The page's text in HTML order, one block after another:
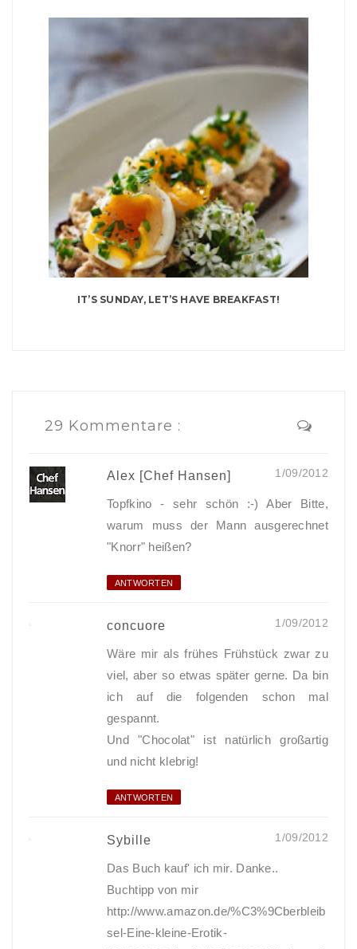
IT’S SUNDAY, LET’S HAVE BREAKFAST!
29 Kommentare :
Alex [Chef Hansen] 1/09/2012
Topfkino - sehr schön :-) Aber Bitte,
warum muss der Mann ausgerechnet
"Knorr" heißen?
ANTWORTEN
concuore 1/09/2012
Wäre mir als frühes Frühstück zwar zu
viel, aber so etwas später gerne. Da bin
ich auf die folgenden schon mal
gespannt.
Und "Chocolat" ist natürlich großartig
und nicht klebrig!
ANTWORTEN
Sybille 1/09/2012
Das Buch kauf' ich mir. Danke..
Buchtipp von mir
http://www.amazon.de/%C3%9Cberbleib
sel-Eine-kleine-Erotik-